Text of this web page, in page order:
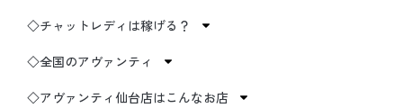
◇チャットレディは稼げる？
◇全国のアヴァンティ
◇アヴァンティ仙台店はこんなお店